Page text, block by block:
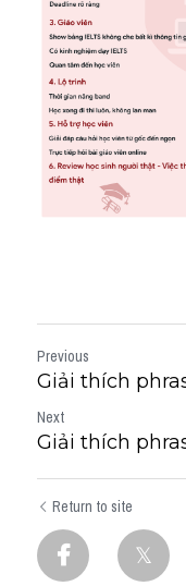
Previous
Giải thích
Next
Giải thích
Return to site